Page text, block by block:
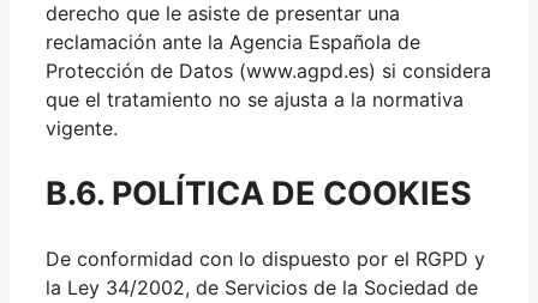
derecho que le asiste de presentar una
reclamación ante la Agencia Española de
Protección de Datos (www.agpd.es) si considera
que el tratamiento no se ajusta a la normativa
vigente.
B.6. POLÍTICA DE COOKIES
De conformidad con lo dispuesto por el RGPD y
la Ley 34/2002, de Servicios de la Sociedad de